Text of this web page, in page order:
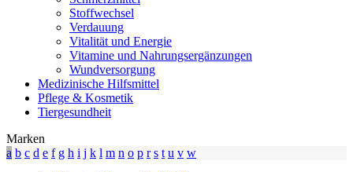
Wichtige Hinweise:
Nahrungsergänzungsmittel stellen keinen Ersatz für eine
abwechslungsreiche und ausgewogene Ernährung sowie für eine
gesunde Lebensweise dar. Die angegebene empfohlene Tagesdosis
nicht überschreiten. Für Kinder unerreichbar aufbewahren.
Stoffwechsel
Verdauung
Vitalität und Energie
Vitamine und Nahrungsergänzungen
Wundversorgung
Medizinische Hilfsmittel
Pflege & Kosmetik
Tiergesundheit
Marken
a b c d e f g h i j k l m n o p r s t u v w